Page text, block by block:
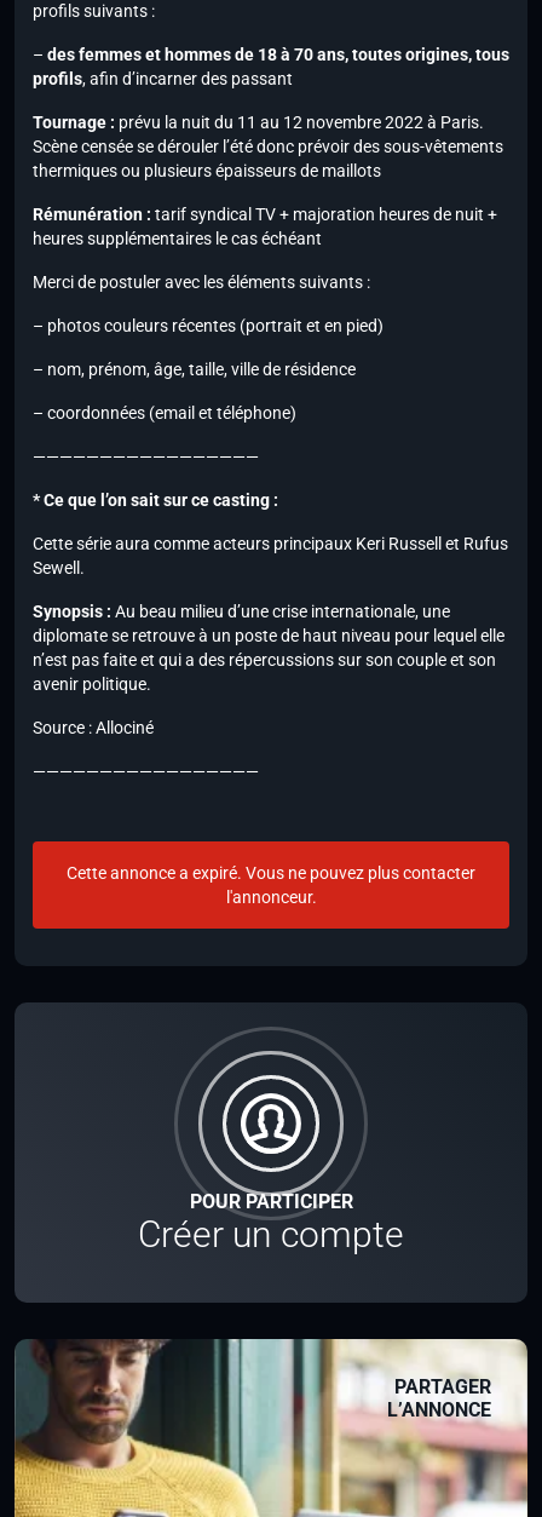
POUR PARTICIPER
Créer un compte
PARTAGER
L’ANNONCE
profils suivants :
– des femmes et hommes de 18 à 70 ans, toutes origines, tous
profils, afin d’incarner des passant
Tournage : prévu la nuit du 11 au 12 novembre 2022 à Paris.
Scène censée se dérouler l’été donc prévoir des sous-vêtements
thermiques ou plusieurs épaisseurs de maillots
Rémunération : tarif syndical TV + majoration heures de nuit +
heures supplémentaires le cas échéant
Merci de postuler avec les éléments suivants :
– photos couleurs récentes (portrait et en pied)
– nom, prénom, âge, taille, ville de résidence
– coordonnées (email et téléphone)
—————————————————
* Ce que l’on sait sur ce casting :
Cette série aura comme acteurs principaux Keri Russell et Rufus
Sewell.
Synopsis : Au beau milieu d’une crise internationale, une
diplomate se retrouve à un poste de haut niveau pour lequel elle
n’est pas faite et qui a des répercussions sur son couple et son
avenir politique.
Source : Allociné
—————————————————
Cette annonce a expiré. Vous ne pouvez plus contacter
l'annonceur.